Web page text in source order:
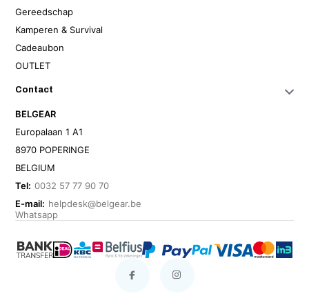
Gereedschap
Kamperen & Survival
Cadeaubon
OUTLET
Contact
BELGEAR
Europalaan 1 A1
8970 POPERINGE
BELGIUM
Tel: 0032 57 77 90 70
E-mail: helpdesk@belgear.be
Whatsapp